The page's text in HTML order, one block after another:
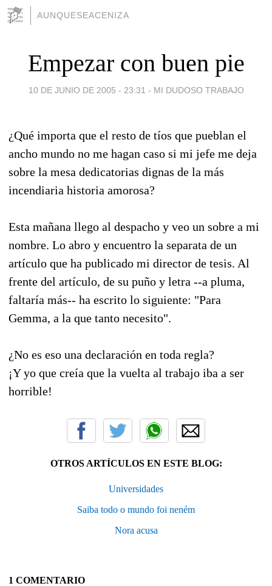
AUNQUESEACENIZA
Empezar con buen pie
10 DE JUNIO DE 2005 - 23:31 - MI DUDOSO TRABAJO
¿Qué importa que el resto de tíos que pueblan el
ancho mundo no me hagan caso si mi jefe me deja
sobre la mesa dedicatorias dignas de la más
incendiaria historia amorosa?
Esta mañana llego al despacho y veo un sobre a mi
nombre. Lo abro y encuentro la separata de un
artículo que ha publicado mi director de tesis. Al
frente del artículo, de su puño y letra --a pluma,
faltaría más-- ha escrito lo siguiente: "Para
Gemma, a la que tanto necesito".
¿No es eso una declaración en toda regla?
¡Y yo que creía que la vuelta al trabajo iba a ser
horrible!
OTROS ARTÍCULOS EN ESTE BLOG:
Universidades
Saiba todo o mundo foi neném
Nora acusa
1 COMENTARIO